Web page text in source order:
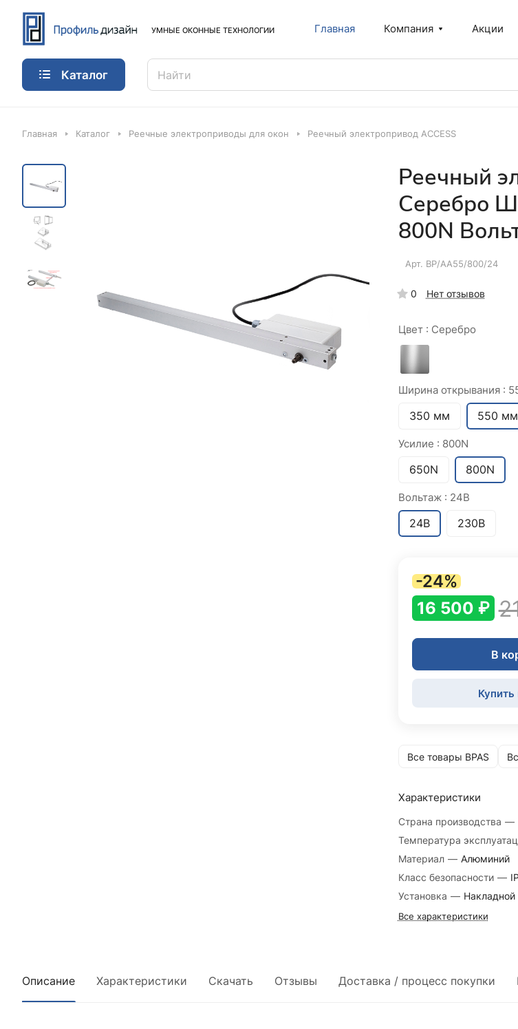
УМНЫЕ ОКОННЫЕ ТЕХНОЛОГИИ Главная Компания Акции
Каталог
Главная Каталог Реечные электроприводы для окон Реечный электропривод ACCESS
Реечный
Серебро
800N
Арт. BP/AA55/800/24
0 Нет отзывов
Цвет : Серебро
Ширина открывания :
350 мм 550 мм
Усилие : 800N
650N 800N
Вольтаж : 24В
24В 230В
-24%
16 500 ₽
В
Купить
Все товары BPAS
Характеристики
Страна производства —
Температура
Материал — Алюминий
Класс безопасности —
Установка —
Все характеристики
Описание Характеристики Скачать Отзывы Доставка / процесс покупки